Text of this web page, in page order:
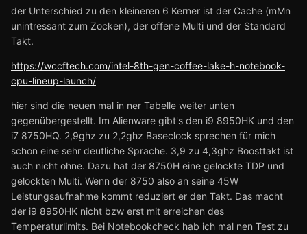
der Unterschied zu den kleineren 6 Kerner ist der Cache (mMn
unintressant zum Zocken), der offene Multi und der Standard
Takt.
https://wccftech.com/intel-8th-gen-coffee-lake-h-notebook-
cpu-lineup-launch/
hier sind die neuen mal in ner Tabelle weiter unten
gegenübergestellt. Im Alienware gibt's den i9 8950HK und den
i7 8750HQ. 2,9ghz zu 2,2ghz Baseclock sprechen für mich
schon eine sehr deutliche Sprache. 3,9 zu 4,3ghz Boosttakt ist
auch nicht ohne. Dazu hat der 8750H eine gelockte TDP und
gelockten Multi. Wenn der 8750 also an seine 45W
Leistungsaufnahme kommt reduziert er den Takt. Das macht
der i9 8950HK nicht bzw erst mit erreichen des
Temperaturlimits. Bei Notebookcheck hab ich mal nen Test zu